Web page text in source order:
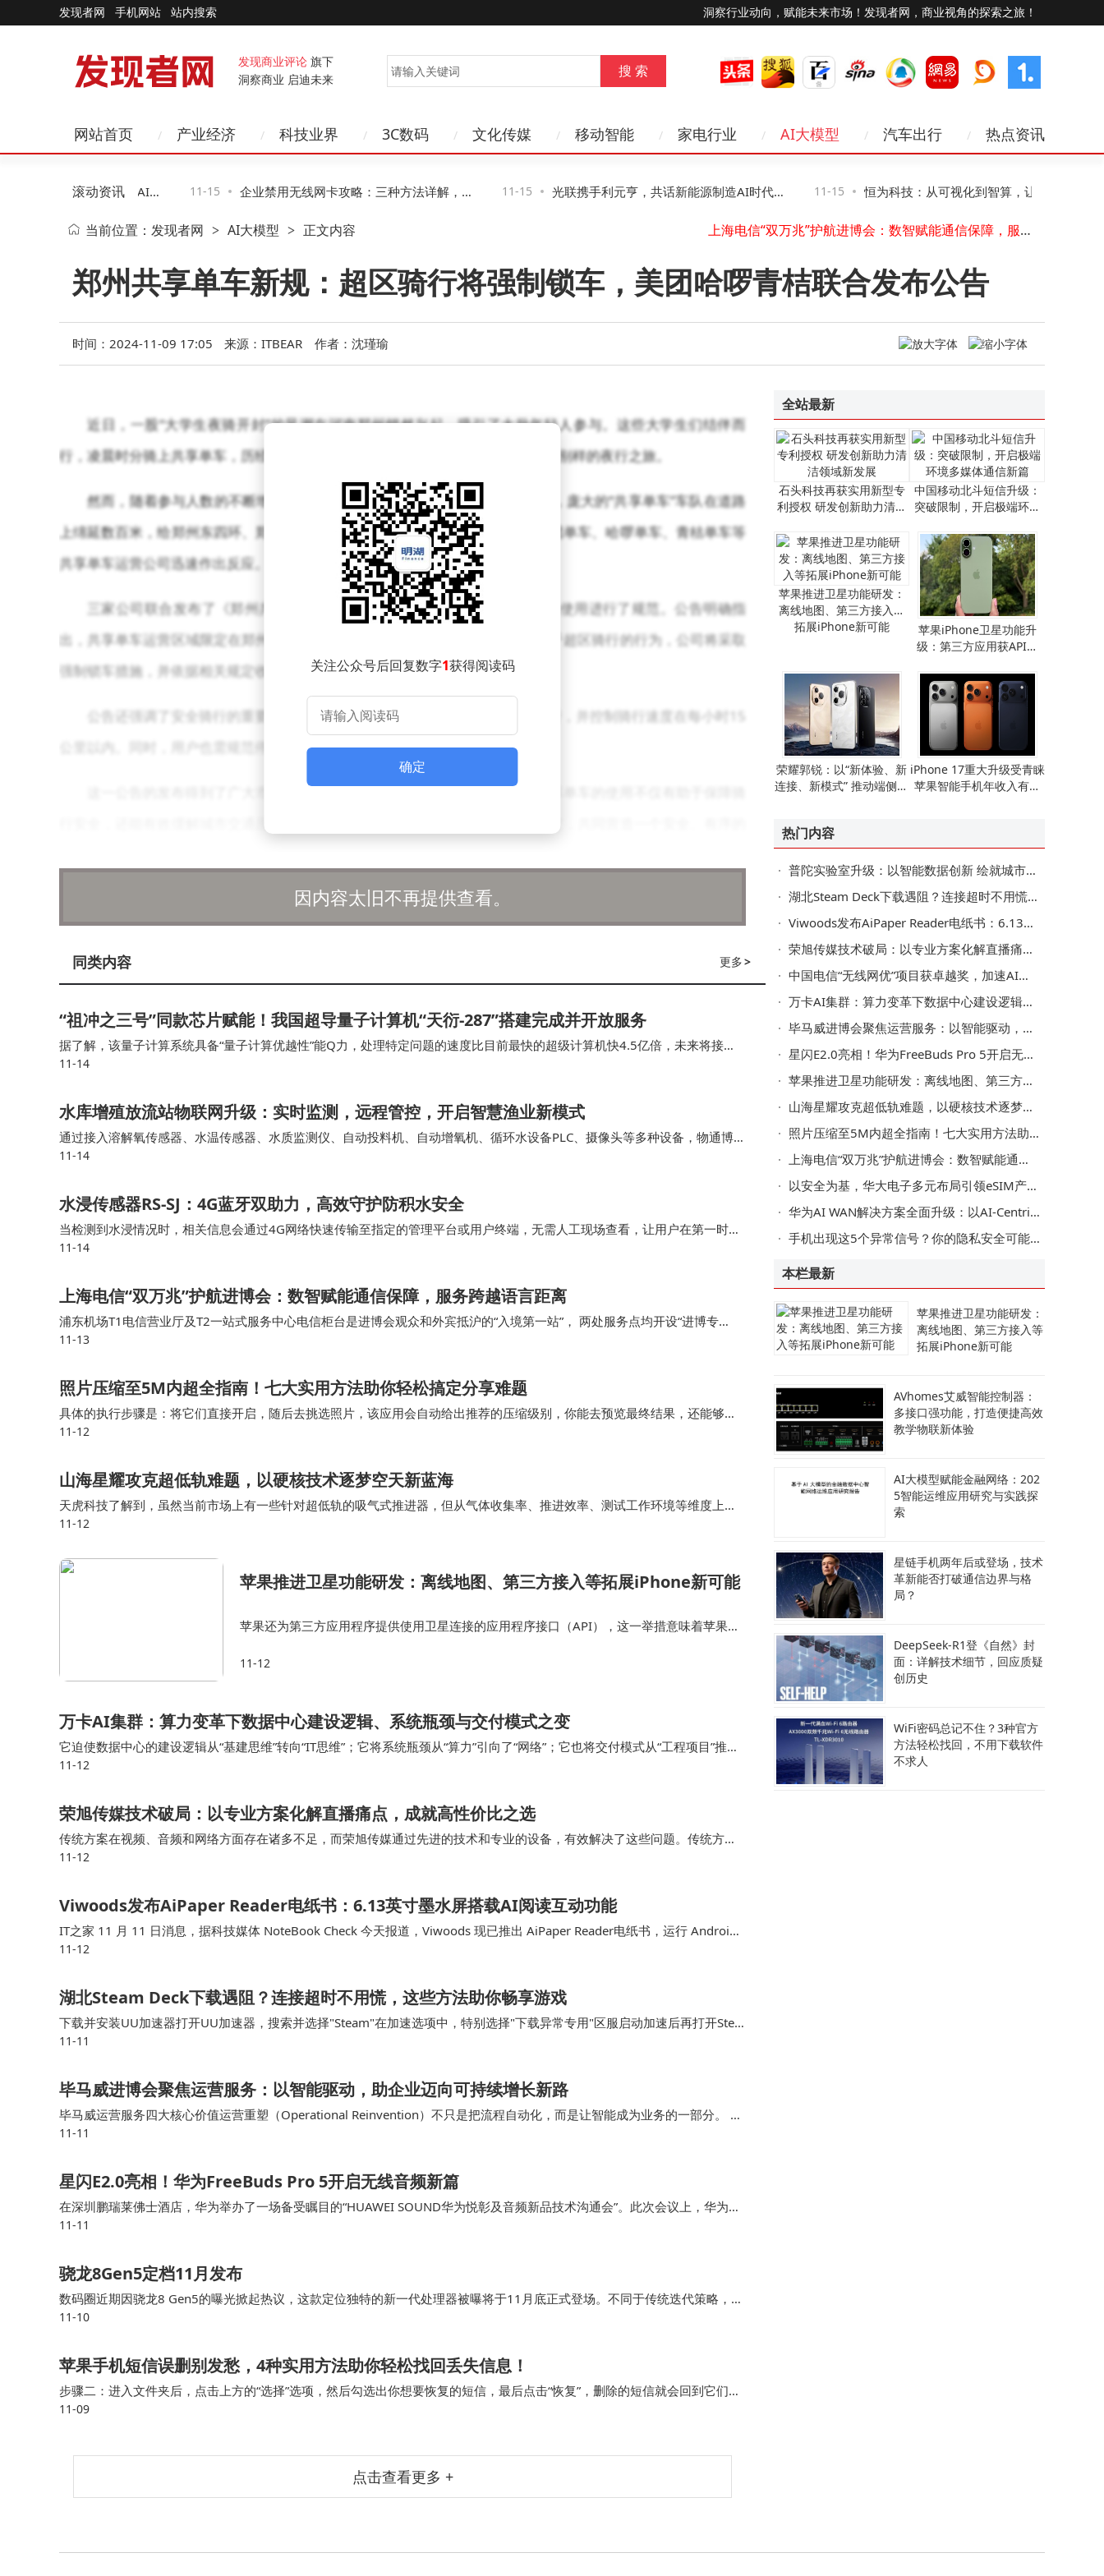
发现者网 手机网站 站内搜索 洞察行业动向，赋能未来市场！发现者网，商业视角的探索之旅！
发现商业评论旗下
洞察商业 启迪未来
网站首页 产业经济 科技业界 3C数码 文化传媒 移动智能 家电行业 AI大模型 汽车出行 热点资讯
滚动资讯
景：智能硬件跃迁、AI赋 11-15 企业禁用无线网卡攻略：三种方法详解，第
二种助企业高效管控风险
11-15 光联携手利元亨，共话新能源制造AI时代网 11-15 恒为科技：从可视化到智算，让复杂算力“看
得见、管得住”
Viwoods发布AiPaper Reader电纸书：6.13英寸墨水屏搭载AI阅读互动功能
“祖冲之三号”同款芯片赋能！我国超导量子计算机“天衍-287”搭建完成并开放服务
水浸传感器RS-SJ：4G蓝牙双助力，高效守护防积水安全
照片压缩至5M内超全指南！七大实用方法助你轻松搞定分享难题
Viwoods发布AiPaper Reader电纸书：6.13英寸墨水屏搭载AI阅读互动功能
“祖冲之三号”同款芯片赋能！我国超导量子计算机“天衍-287”搭建完成并开放服务
当前位置： 发现者网 > AI大模型 > 正文内容
郑州共享单车新规：超区骑行将强制锁车，美团哈啰青桔联合发布公告
时间：2024-11-09 17:05 来源：ITBEAR 作者：沈瑾瑜
近日，一股“大学生夜骑开封”的风潮在河南郑州悄然兴起，吸引了大批年轻人参与。这些大学生们结伴而
行，凌晨时分骑上共享单车，历经5小时长途跋涉，抵达50公里外的开封市，体验别样的夜行之旅。
然而，随着参与人数的不断增多，这一活动也引发了一系列问题。有报道称，庞大的“共享单车”车队在道路
上绵延数百米，给郑州东四环、郑开大道等交通要道带来了严重拥堵。为此，美团单车、哈啰单车、青桔单车等
共享单车运营公司迅速作出反应。
三家公司联合发布了《郑州共享单车使用联合公告》，对郑州市共享单车的使用进行了规范。公告明确指
出，共享单车运营区域限定在郑州市四环以内，不得超出该范围骑行。同时，对于超区骑行的行为，公司将采取
强制锁车措施，并依据相关规定收取调度费。
公告还强调了安全骑行的重要性，提醒用户遵守交通规则，在非机动车道骑行，并控制骑行速度在每小时15
公里以内。同时，用户也需规范停放车辆，确保不影响道路交通秩序。
这一公告的发布得到了广大市民的积极响应和支持。许多市民表示，规范共享单车的使用不仅有助于保障骑
关注公众号后回复数字1获得阅读码
确定
因内容太旧不再提供查看。
更多>
同类内容
“祖冲之三号”同款芯片赋能！我国超导量子计算机“天衍-287”搭建完成并开放服务
据了解，该量子计算系统具备“量子计算优越性”能Q力，处理特定问题的速度比目前最快的超级计算机快4.5亿倍，未来将接
入“天衍”量子计算云平台并首次面向全球开放应用服务，这也将是我国首个具备“量子计算优越性”的量…
11-14
水库增殖放流站物联网升级：实时监测，远程管控，开启智慧渔业新模式
通过接入溶解氧传感器、水温传感器、水质监测仪、自动投料机、自动增氧机、循环水设备PLC、摄像头等多种设备，物通博联
智能数采网关能够实时采集各个鱼池的水质、溶解氧、水温以及投料、增氧、循环水等设备状态，通过5…
11-14
水浸传感器RS-SJ：4G蓝牙双助力，高效守护防积水安全
当检测到水浸情况时，相关信息会通过4G网络快速传输至指定的管理平台或用户终端，无需人工现场查看，让用户在第一时间
知晓积水隐患，为及时采取排水、设备转移等应对措施争取时间，避免积水造成更大损失。 水浸传感器凭借…
11-14
上海电信“双万兆”护航进博会：数智赋能通信保障，服务跨越语言距离
浦东机场T1电信营业厅及T2一站式服务中心电信柜台是进博会观众和外宾抵沪的“入境第一站”， 两处服务点均开设“进博专
席”，为参展人员和往来旅客提供中英双语咨询、交通指引与爱心便民服务。未来，上海电信将持续夯…
11-13
照片压缩至5M内超全指南！七大实用方法助你轻松搞定分享难题
具体的执行步骤是：将它们直接开启，随后去挑选照片，该应用会自动给出推荐的压缩级别，你能去预览最终结果，还能够对
某些设置予以调整，比如把分辨率调低或者转换格式，借此令文件大小小于5MB，这对即时分享至社交媒体来…
11-12
山海星耀攻克超低轨难题，以硬核技术逐梦空天新蓝海
天虎科技了解到，虽然当前市场上有一些针对超低轨的吸气式推进器，但从气体收集率、推进效率、测试工作环境等维度上，
山海星耀的电推进器均具备一定优势。 蔡东升表示，目前该产品是商业航天公司首次实现了“高真空运行环…
11-12
苹果推进卫星功能研发：离线地图、第三方接入等拓展iPhone新可能
苹果还为第三方应用程序提供使用卫星连接的应用程序接口（API），这一举措意味着苹果允
一举措或许是苹果在卫星通信领域进一步…
11-12
万卡AI集群：算力变革下数据中心建设逻辑、系统瓶颈与交付模式之变
它迫使数据中心的建设逻辑从“基建思维”转向“IT思维”；它将系统瓶颈从“算力”引向了“网络”；它也将交付模式从“工程项目”推向
了“产品制造”。 当一个万卡集群被点亮时，它不再是一个被动容纳IT设备的“机房”…
11-12
荣旭传媒技术破局：以专业方案化解直播痛点，成就高性价比之选
传统方案在视频、音频和网络方面存在诸多不足，而荣旭传媒通过先进的技术和专业的设备，有效解决了这些问题。传统方案
的视频分辨率较低，画面不够清晰，而荣旭传媒的4K 超高清视频拍摄制作让画面质量有了质的提升；传统…
11-12
Viwoods发布AiPaper Reader电纸书：6.13英寸墨水屏搭载AI阅读互动功能
IT之家 11 月 11 日消息，据科技媒体 NoteBook Check 今天报道，Viwoods 现已推出 AiPaper Reader电纸书，运行 Android
16 操作系统，机身配备专用 AI …
11-12
湖北Steam Deck下载遇阻？连接超时不用慌，这些方法助你畅享游戏
下载并安装UU加速器打开UU加速器，搜索并选择"Steam"在加速选项中，特别选择"下载异常专用"区服启动加速后再打开Stea
m Deck进行下载许多湖北用户反馈，使用这种方式后，原本停滞的下载进度条重新开…
11-11
毕马威进博会聚焦运营服务：以智能驱动，助企业迈向可持续增长新路
毕马威运营服务四大核心价值运营重塑（Operational Reinvention）不只是把流程自动化，而是让智能成为业务的一部分。 在
复杂监管中确保透明与合规在多业务场景中提升客户体验与决策质量在跨职能协作…
11-11
星闪E2.0亮相！华为FreeBuds Pro 5开启无线音频新篇
在深圳鹏瑞莱佛士酒店，华为举办了一场备受瞩目的“HUAWEI SOUND华为悦彰及音频新品技术沟通会”。此次会议上，华为低
调却震撼地推出了星闪E2.0技术，这一举动犹如在无线音频领域投下了一颗重磅炸弹，预示着蓝牙时代即将迎来重大变革。
11-11
骁龙8Gen5定档11月发布
数码圈近期因骁龙8 Gen5的曝光掀起热议，这款定位独特的新一代处理器被曝将于11月底正式登场。不同于传统迭代策略，其
采用旗舰级架构与中端定价的组合，在性能与成本间寻求突破，引发消费者对“高性能普惠化”的期待。据供应链消息，首批搭载
11-10
苹果手机短信误删别发愁，4种实用方法助你轻松找回丢失信息！
步骤二：进入文件夹后，点击上方的“选择”选项，然后勾选出你想要恢复的短信，最后点击“恢复”，删除的短信就会回到它们原
来的位置。 苹果短信恢复方法4.运营商协助原本满心期待地收到一条重要的手机短信，还没好好看…
11-09
点击查看更多 +
全站最新
石头科技再获实用新型专
利授权 研发创新助力清洁
中国移动北斗短信升级：
突破限制，开启极端环境
苹果推进卫星功能研发：
离线地图、第三方接入等
拓展iPhone新可能
​苹果iPhone卫星功能升
级：第三方应用获API支
荣耀郭锐：以“新体验、新
连接、新模式” 推动端侧AI
iPhone 17重大升级受青睐
苹果智能手机年收入有望
热门内容
普陀实验室升级：以智能数据创新 绘就城市治理新图景
湖北Steam Deck下载遇阻？连接超时不用慌，这些方法助你畅享游戏
Viwoods发布AiPaper Reader电纸书：6.13英寸墨水屏搭载AI阅读互动功能
荣旭传媒技术破局：以专业方案化解直播痛点，成就高性价比之选
中国电信“无线网优”项目获卓越奖，加速AI核心场景规模化应用
万卡AI集群：算力变革下数据中心建设逻辑、系统瓶颈与交付模式之变
毕马威进博会聚焦运营服务：以智能驱动，助企业迈向可持续增长新路
星闪E2.0亮相！华为FreeBuds Pro 5开启无线音频新篇
苹果推进卫星功能研发：离线地图、第三方接入等拓展iPhone新可能
山海星耀攻克超低轨难题，以硬核技术逐梦空天新蓝海
照片压缩至5M内超全指南！七大实用方法助你轻松搞定分享难题
上海电信“双万兆”护航进博会：数智赋能通信保障，服务跨越语言距离
以安全为基，华大电子多元布局引领eSIM产业迈向新高度
华为AI WAN解决方案全面升级：以AI-Centric助力运营商迈向Net5.5G R2智能新阶段
手机出现这5个异常信号？你的隐私安全可能受威胁，速查应对措施
本栏最新
苹果推进卫星功能研发：
离线地图、第三方接入等
拓展iPhone新可能
AVhomes艾威智能控制器：
多接口强功能，打造便捷高效
教学物联新体验
AI大模型赋能金融网络：202
5智能运维应用研究与实践探
索
星链手机两年后或登场，技术
革新能否打破通信边界与格
局？
DeepSeek-R1登《自然》封
面：详解技术细节，回应质疑
创历史
WiFi密码总记不住？3种官方
方法轻松找回，不用下载软件
不求人